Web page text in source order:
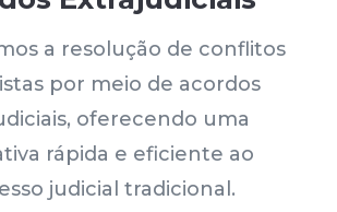
a resolução de conflitos
por meio de acordos
oferecendo uma
rápida e eficiente ao
judicial tradicional.